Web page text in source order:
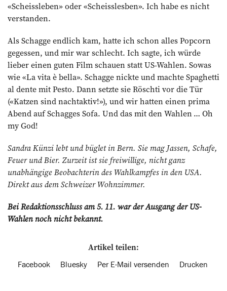
«Scheissleben» oder «Scheisslesben». Ich habe es nicht
verstanden.
Als Schagge endlich kam, hatte ich schon alles Popcorn
gegessen, und mir war schlecht. Ich sagte, ich würde
lieber einen guten Film schauen statt US-Wahlen. Sowas
wie «La vita è bella». Schagge nickte und machte Spaghetti
al dente mit Pesto. Dann setzte sie Röschti vor die Tür
(«Katzen sind nachtaktiv!»), und wir hatten einen prima
Abend auf Schagges Sofa. Und das mit den Wahlen … Oh
my God!
Sandra Künzi lebt und büglet in Bern. Sie mag Jassen, Schafe,
Feuer und Bier. Zurzeit ist sie freiwillige, nicht ganz
unabhängige Beobachterin des Wahlkampfes in den USA.
Direkt aus dem Schweizer Wohnzimmer.
Bei Redaktionsschluss am 5. 11. war der Ausgang der US-
Wahlen noch nicht bekannt.
Artikel teilen:
Facebook Bluesky Per E-Mail versenden Drucken